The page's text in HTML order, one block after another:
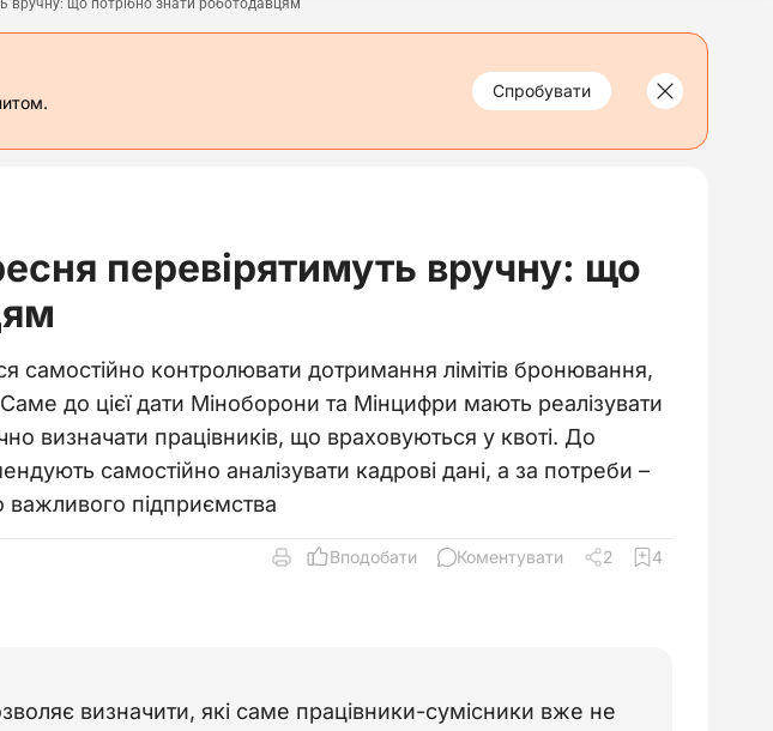
вручну: що потрібно знати роботодавцям
Спробувати
перевірятимуть вручну: що
контролювати дотримання лімітів бронювання,
до цієї дати Міноборони та Мінцифри мають реалізувати
визначати працівників, що враховуються у квоті. До
самостійно аналізувати кадрові дані, а за потреби –
важливого підприємства
Вподобати Коментувати 2 4
визначити, які саме працівники-сумісники вже не